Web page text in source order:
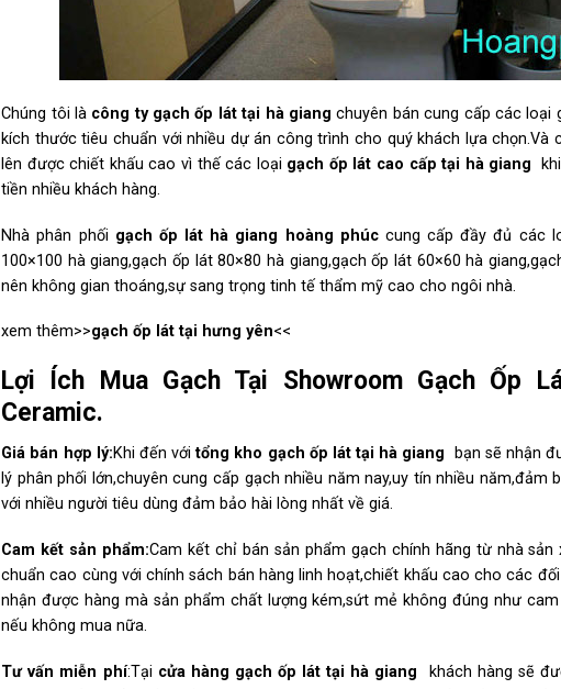
Chúng tôi là công ty gạch ốp lát tại hà giang chuyên bán cung cấp các loại
kích thước tiêu chuẩn với nhiều dự án công trình cho quý khách lựa
lên được chiết khấu cao vì thế các loại gạch ốp lát cao cấp tại hàgiang
tiền nhiều khách hàng.
Nhà phân phối gạch ốp lát hà giang hoàng phúccung cấp đầy đủ các
100×100 hà giang,gạch ốp lát 80×80 hà giang,gạch ốp lát 60×60 hà
nên không gian thoáng,sự sang trọng tinh tế thẩm mỹ cao cho ngôi nhà.
xem thêm>>gạch ốp lát tại hưng yên<<
Lợi Ích Mua Gạch Tại Showroom Gạch Ốp
Ceramic.
Giá bán hợp lý:Khi đến với tổng kho gạch ốp lát tại hà giang bạn sẽ nhận
lý phân phối lớn,chuyên cung cấp gạch nhiều năm nay,uy tín nhiều
với nhiều người tiêu dùng đảm bảo hài lòng nhất về giá.
Cam kết sản phẩm:Cam kết chỉ bán sản phẩm gạch chính hãng từ nhà
chuẩn cao cùng với chính sách bán hàng linh hoạt,chiết khấu cao cho các
nhận được hàng mà sản phẩm chất lượng kém,sứt mẻ không đúng như
nếu không mua nữa.
Tư vấn miễn phí:Tại cửa hàng gạch ốp lát tại hà giang
khách hàng sẽ